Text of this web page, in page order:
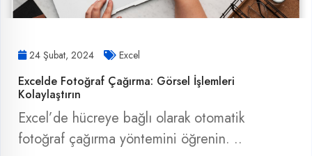
24 Şubat, 2024 Excel
Excelde Fotoğraf Çağırma: Görsel İşlemleri
Kolaylaştırın
Excel’de hücreye bağlı olarak otomatik
fotoğraf çağırma yöntemini öğrenin. ..